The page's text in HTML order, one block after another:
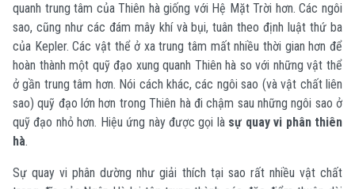
quanh trung tâm của Thiên hà giống với Hệ Mặt Trời hơn. Các ngôi
sao, cũng như các đám mây khí và bụi, tuân theo định luật thứ ba
của Kepler. Các vật thể ở xa trung tâm mất nhiều thời gian hơn để
hoàn thành một quỹ đạo xung quanh Thiên hà so với những vật thể
ở gần trung tâm hơn. Nói cách khác, các ngôi sao (và vật chất liên
sao) quỹ đạo lớn hơn trong Thiên hà đi chậm sau những ngôi sao ở
quỹ đạo nhỏ hơn. Hiệu ứng này được gọi là sự quay vi phân thiên
hà.
Sự quay vi phân dường như giải thích tại sao rất nhiều vật chất